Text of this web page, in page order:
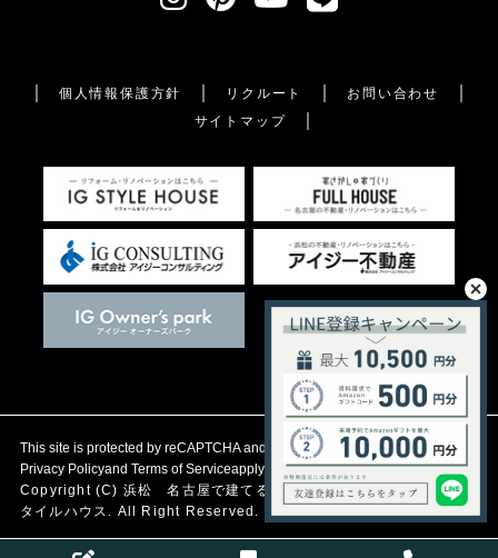
個人情報保護方針 リクルート
お問い合わせ
サイトマップ
This site is protected by reCAPTCHA and the Google
Privacy Policyand Terms of Serviceapply.
Copyright (C) 浜松 名古屋で建てる自然素材の注文住宅アイジース
タイルハウス. All Right Reserved.